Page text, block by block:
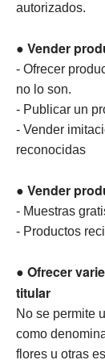
autorizados.
● Vender
- Ofrecer
no lo son.
- Publicar un
- Vender
reconocidas
● Vender
- Muestras
- Productos
● Ofrecer
titular
No se permite
como
flores u otras